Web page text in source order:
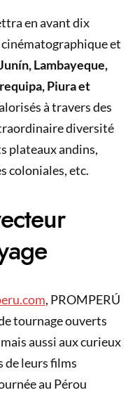
en avant dix
et
Lambayeque,
Piura et
à travers des
diversité
plateaux andins,
coloniales, etc.
, PROMPERÚ
tournage ouverts
aussi aux curieux
de leurs films
au Pérou